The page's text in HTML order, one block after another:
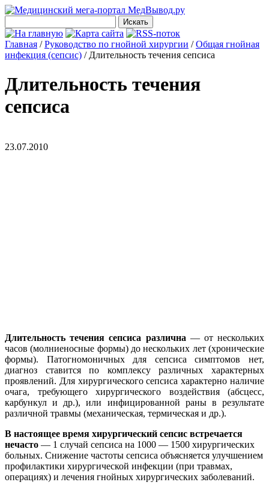
Главная /Руководство по гнойной хирургии /Общая гнойная
инфекция (сепсис) / Длительность течения сепсиса
Длительность течения
сепсиса
23.07.2010
Длительность течения сепсиса различна — от нескольких
часов (молниеносные формы) до нескольких лет (хронические
формы). Патогномоничных для сепсиса симптомов нет,
диагноз ставится по комплексу различных характерных
проявлений. Для хирургического сепсиса характерно наличие
очага, требующего хирургического воздействия (абсцесс,
карбункул и др.), или инфицированной раны в результате
различной травмы (механическая, термическая и др.).
В настоящее время хирургический сепсис встречается
нечасто — 1 случай сепсиса на 1000 — 1500 хирургических
больных. Снижение частоты сепсиса объясняется улучшением
профилактики хирургической инфекции (при травмах,
операциях) и лечения гнойных хирургических заболеваний.